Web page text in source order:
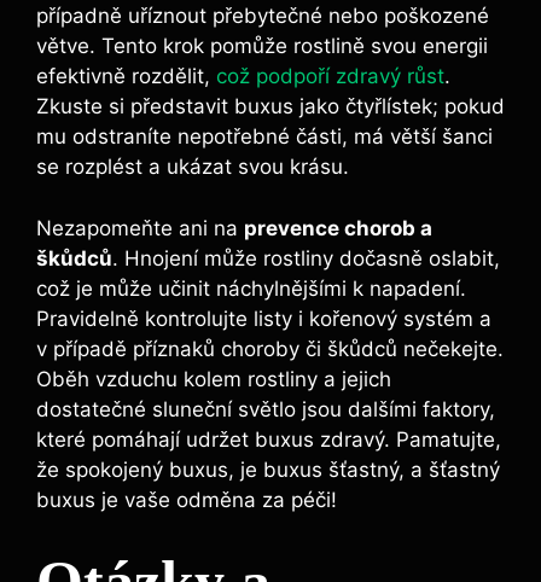
případně uříznout přebytečné nebo poškozené
větve. Tento krok pomůže rostlině svou energii
efektivně rozdělit,⁢ což‍ podpoří zdravý růst.
Zkuste si představit ‌buxus jako čtyřlístek; pokud
mu odstraníte nepotřebné části, má větší ⁣šanci
se rozplést a ukázat svou krásu.
Nezapomeňte ani na prevence chorob a
‌škůdců. Hnojení může⁣ rostliny dočasně oslabit,
což je může učinit náchylnějšími k napadení.
Pravidelně kontrolujte listy i kořenový systém a
v​ případě příznaků ‍choroby či škůdců nečekejte.
Oběh vzduchu kolem rostliny‌ a jejich
dostatečné sluneční světlo jsou dalšími faktory,
které pomáhají udržet buxus zdravý. Pamatujte,
že⁢ spokojený buxus, je​ buxus šťastný, a šťastný
buxus ‍je vaše odměna za péči!